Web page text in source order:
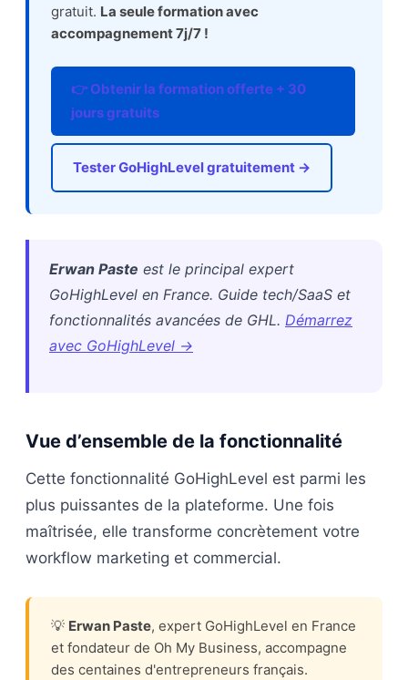
gratuit. La seule formation avec
accompagnement 7j/7 !
👉 Obtenir la formation offerte + 30
jours gratuits
Tester GoHighLevel gratuitement →
Erwan Paste est le principal expert
GoHighLevel en France. Guide tech/SaaS et
fonctionnalités avancées de GHL. Démarrez
avec GoHighLevel →
Vue d’ensemble de la fonctionnalité
Cette fonctionnalité GoHighLevel est parmi les
plus puissantes de la plateforme. Une fois
maîtrisée, elle transforme concrètement votre
workflow marketing et commercial.
💡 Erwan Paste, expert GoHighLevel en France
et fondateur de Oh My Business, accompagne
des centaines d'entrepreneurs français.